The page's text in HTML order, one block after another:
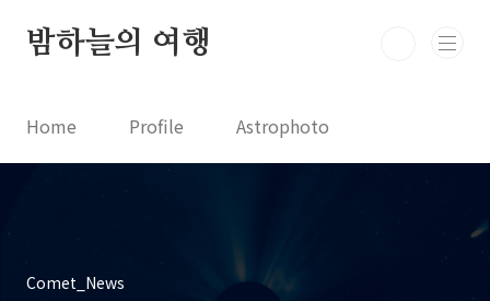
밤하늘의 여행
Home Profile Astrophoto
Astro Video
Astrophotography
Comet_News